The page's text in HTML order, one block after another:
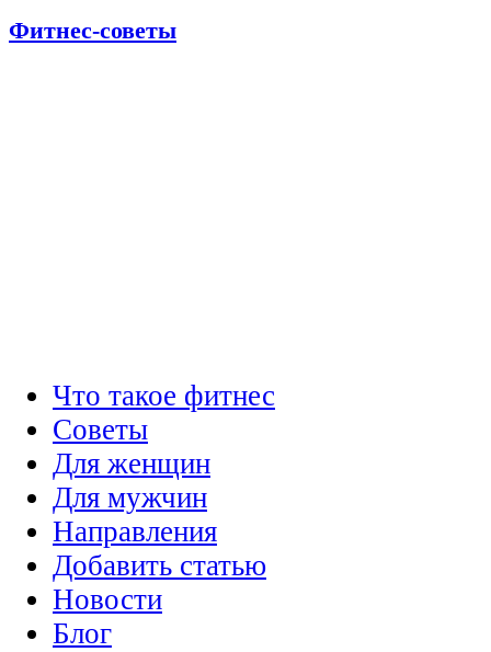
Фитнес-советы
Что такое фитнес
Советы
Для женщин
Для мужчин
Направления
Добавить статью
Новости
Блог